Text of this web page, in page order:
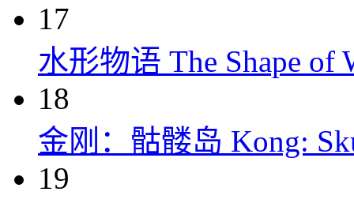
17
水形物语 The Shape of
18
金刚：骷髅岛 Kong:
19